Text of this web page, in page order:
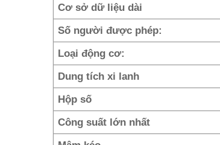
Cơ sở dữ liệu dài
Số người được phép:
Loại động cơ:
Dung tích xi lanh
Hộp số
Công suất lớn nhất